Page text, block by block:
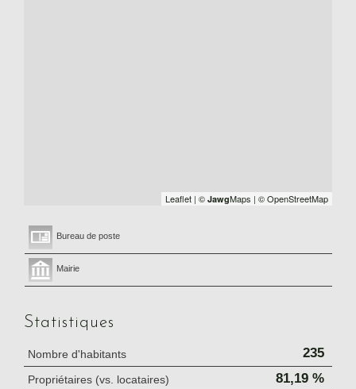
Leaflet | © JawgMaps | © OpenStreetMap
Bureau de poste
Mairie
Statistiques
Nombre d'habitants 235
Propriétaires (vs. locataires) 81,19 %